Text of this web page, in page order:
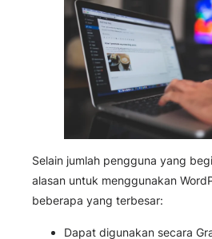
Selain jumlah pengguna yang
alasan untuk menggunakan
beberapa yang terbesar:
Dapat digunakan secara